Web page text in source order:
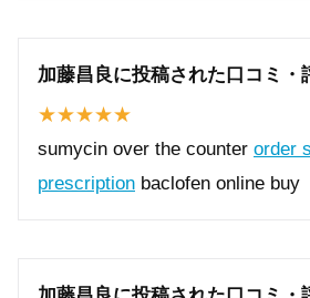
加藤昌良に投稿された口コミ・
sumycin over the counter order
prescription baclofen online buy